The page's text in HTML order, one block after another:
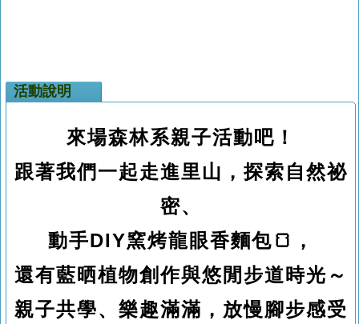
活動說明
來場森林系親子活動吧！
跟著我們一起走進里山，探索自然祕
密、
動手DIY窯烤龍眼香麵包🍞，
還有藍晒植物創作與悠閒步道時光～
親子共學、樂趣滿滿，放慢腳步感受